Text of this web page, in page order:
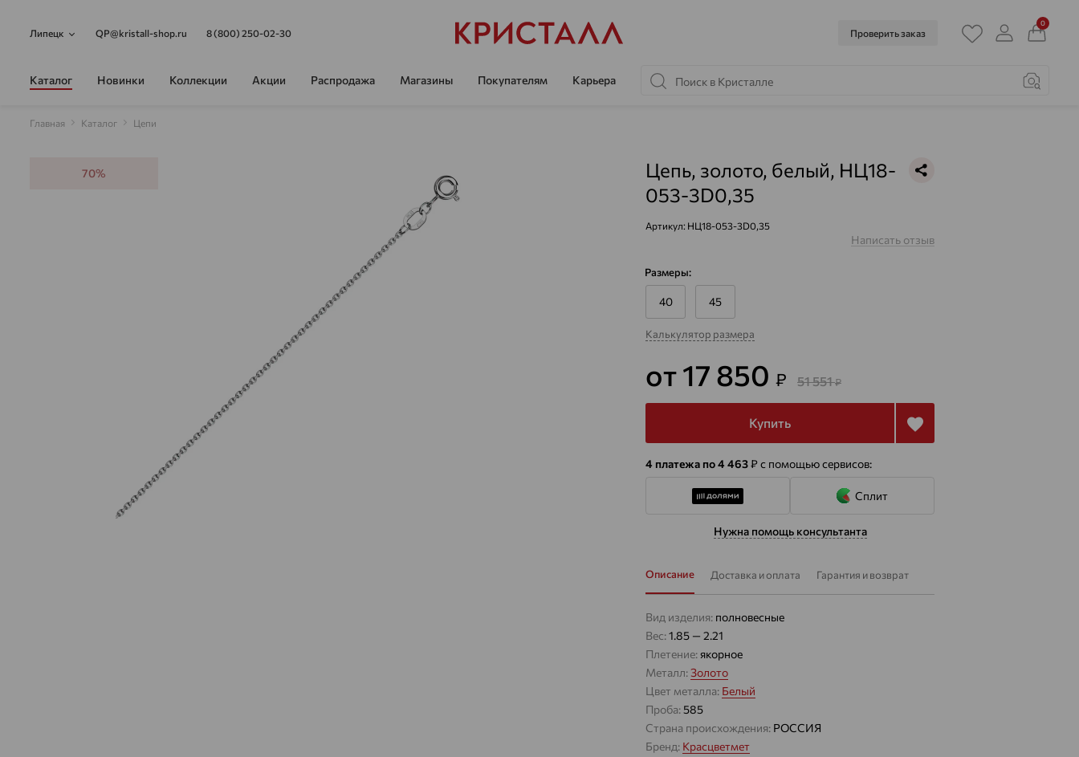
Липецк QP@kristall-shop.ru 8 (800) 250-02-30 Проверить заказ
0
Каталог Новинки Коллекции Акции Распродажа Магазины Покупателям Карьера
Главная Каталог Цепи
70%
Цепь, золото, белый, НЦ18-
053-3D0,35
Артикул: НЦ18-053-3D0,35
Написать отзыв
Размеры:
40 45
Калькулятор размера
от 17 850 ₽ 51 551₽
Купить
4 платежа по 4 463₽с помощью сервисов:
Сплит
Нужна помощь консультанта
Описание Доставка и оплата Гарантия и возврат
Вид изделия: полновесные
Вес:1.85 — 2.21
Плетение:якорное
Металл:Золото
Цвет металла: Белый
Проба:585
Страна происхождения: РОССИЯ
Бренд: Красцветмет